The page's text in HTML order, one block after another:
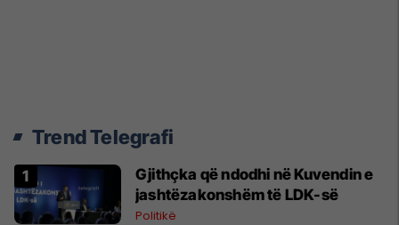
Trend Telegrafi
Gjithçka që ndodhi në Kuvendin e
jashtëzakonshëm të LDK-së
Politikë